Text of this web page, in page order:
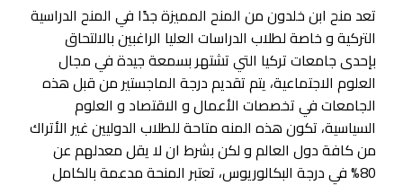
تعد منح ابن خلدون من المنح المميزة جدًا في المنح الدراسية
التركية و خاصة لطلاب الدراسات العليا الراغبين بالالتحاق
بإحدى جامعات تركيا التي تشتهر بسمعة جيدة في مجال
العلوم الاجتماعية، يتم تقديم درجة الماجستير من قبل هذه
الجامعات في تخصصات الأعمال و الاقتصاد و العلوم
السياسية، تكون هذه المنه متاحة للطلاب الدوليين غير الأتراك
من كافة دول العالم و لكن بشرط ان لا يقل معدلهم عن
80% في درجة البكالوريوس، تعتبر المنحة مدعمة بالكامل